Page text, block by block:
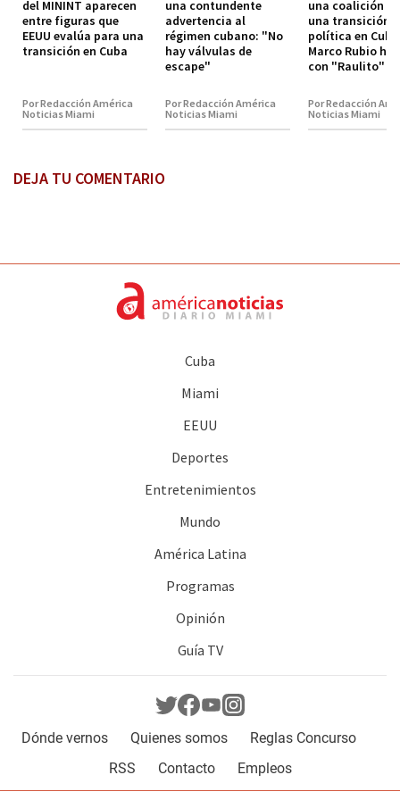
del MININT aparecen
entre figuras que
EEUU evalúa para una
transición en Cuba
Por Redacción América
Noticias Miami
una contundente
advertencia al
régimen cubano: "No
hay válvulas de
escape"
Por Redacción América
Noticias Miami
una coalición
una transición
política en
Marco Rubio
con "Raulito"
Por Redacción
Noticias Miami
DEJA TU COMENTARIO
Cuba
Miami
EEUU
Deportes
Entretenimientos
Mundo
América Latina
Programas
Opinión
Guía TV
Dónde vernos Quienes somos
Reglas Concurso
RSS
Contacto Empleos